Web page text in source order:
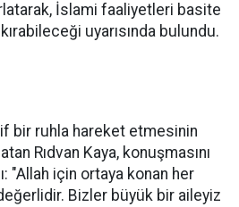
İslami faaliyetleri basite
uyarısında bulundu.
bir ruhla hareket etmesinin
Rıdvan Kaya, konuşmasını
"Allah için ortaya konan her
Bizler büyük bir aileyiz